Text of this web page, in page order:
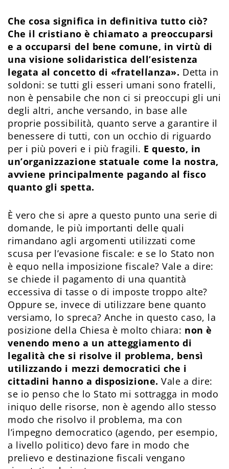
Che cosa significa in definitiva tutto ciò?
Che il cristiano è chiamato a preoccuparsi
e a occuparsi del bene comune, in virtù di
una visione solidaristica dell’esistenza
legata al concetto di «fratellanza». Detta in
soldoni: se tutti gli esseri umani sono fratelli,
non è pensabile che non ci si preoccupi gli uni
degli altri, anche versando, in base alle
proprie possibilità, quanto serve a garantire il
benessere di tutti, con un occhio di riguardo
per i più poveri e i più fragili. E questo, in
un’organizzazione statuale come la nostra,
avviene principalmente pagando al fisco
quanto gli spetta.
È vero che si apre a questo punto una serie di
domande, le più importanti delle quali
rimandano agli argomenti utilizzati come
scusa per l’evasione fiscale: e se lo Stato non
è equo nella imposizione fiscale? Vale a dire:
se chiede il pagamento di una quantità
eccessiva di tasse o di imposte troppo alte?
Oppure se, invece di utilizzare bene quanto
versiamo, lo spreca? Anche in questo caso, la
posizione della Chiesa è molto chiara: non è
venendo meno a un atteggiamento di
legalità che si risolve il problema, bensì
utilizzando i mezzi democratici che i
cittadini hanno a disposizione.Vale a dire:
se io penso che lo Stato mi sottragga in modo
iniquo delle risorse, non è agendo allo stesso
modo che risolvo il problema, ma con
l’impegno democratico (agendo, per esempio,
a livello politico) devo fare in modo che
prelievo e destinazione fiscali vengano